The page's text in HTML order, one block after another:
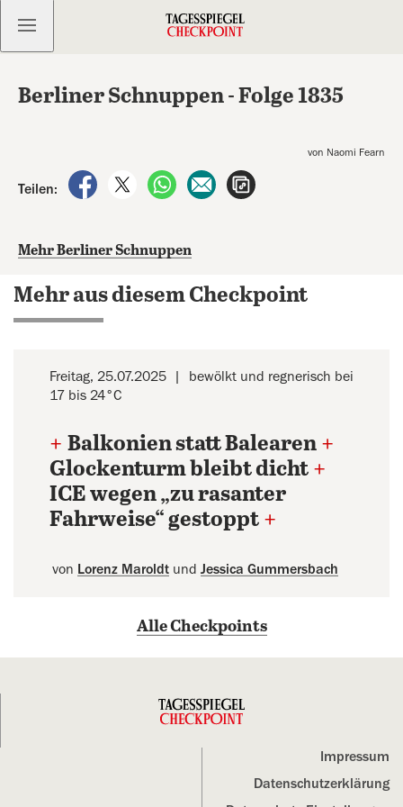
Kostenlos anmelden
Berliner Schnuppen - Folge 1835
von Naomi Fearn
Teilen:
auf Facebook teilen
auf X teilenper WhatsApp teilen
per E-Mail teilen
Mehr Berliner Schnuppen
Mehr aus diesem Checkpoint
Freitag, 25.07.2025
bewölkt und regnerisch bei
17 bis 24°C
+ Balkonien statt Balearen +
Glockenturm bleibt dicht +
ICE wegen „zu rasanter
Fahrweise“ gestoppt +
von Lorenz Maroldt und Jessica Gummersbach
Alle Checkpoints
Impressum
Datenschutz­erklärung